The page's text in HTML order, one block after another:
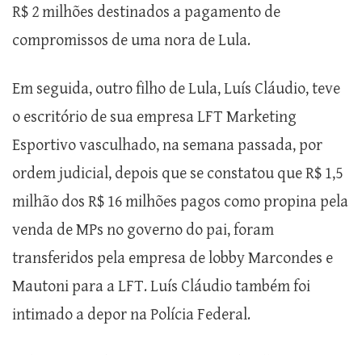
R$ 2 milhões destinados a pagamento de
compromissos de uma nora de Lula.
Em seguida, outro filho de Lula, Luís Cláudio, teve
o escritório de sua empresa LFT Marketing
Esportivo vasculhado, na semana passada, por
ordem judicial, depois que se constatou que R$ 1,5
milhão dos R$ 16 milhões pagos como propina pela
venda de MPs no governo do pai, foram
transferidos pela empresa de lobby Marcondes e
Mautoni para a LFT. Luís Cláudio também foi
intimado a depor na Polícia Federal.